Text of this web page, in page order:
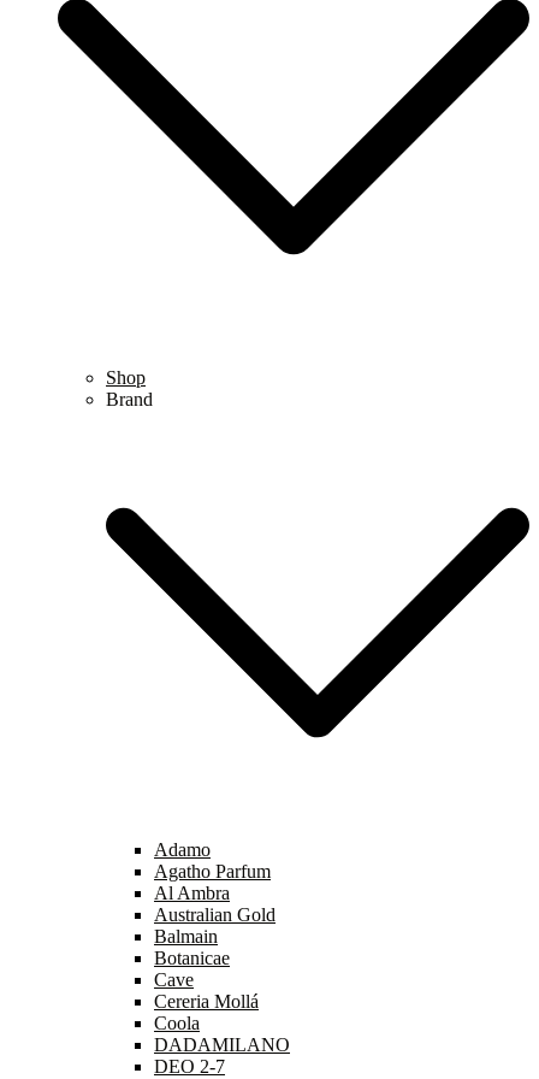
Shop
Brand
Adamo
Agatho Parfum
Al Ambra
Australian Gold
Balmain
Botanicae
Cave
Cereria Mollá
Coola
DADAMILANO
DEO 2-7